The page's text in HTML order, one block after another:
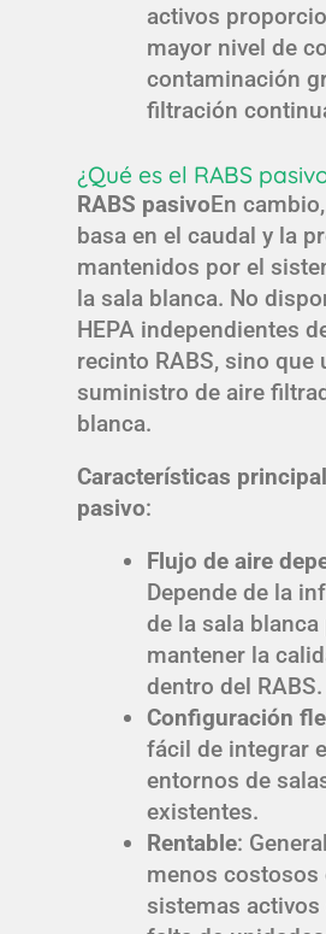
activos
mayor nivel de
contaminación
filtración
¿Qué es el RABS
RABS pasivoEn
basa en el caudal y la
mantenidos por el
la sala blanca. No
HEPA independientes
recinto RABS, sino que
suministro de aire
blanca.
Características
pasivo:
Flujo de aire
Depende de la
de la sala blanca
mantener la
dentro del RABS.
Configuración
fácil de integrar
entornos de
existentes.
Rentable:
menos costosos
sistemas activos